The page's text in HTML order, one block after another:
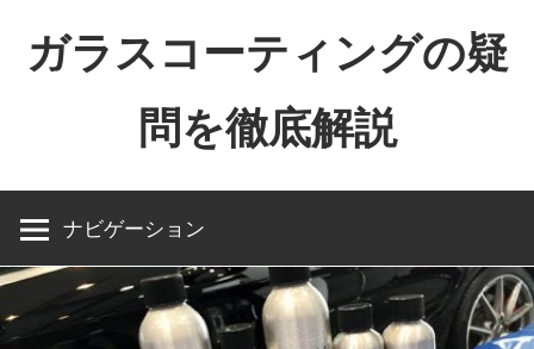
へ
ッ
プ
ガラスコーティングの疑
問を徹底解説
of
naming
ナビゲーション